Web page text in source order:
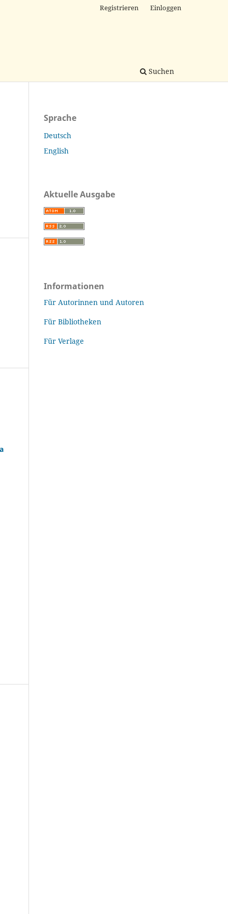
Suchen
Registrieren Einloggen
Sprache
Deutsch
English
Aktuelle Ausgabe
Informationen
Für Autorinnen und Autoren
Für Bibliotheken
Für Verlage